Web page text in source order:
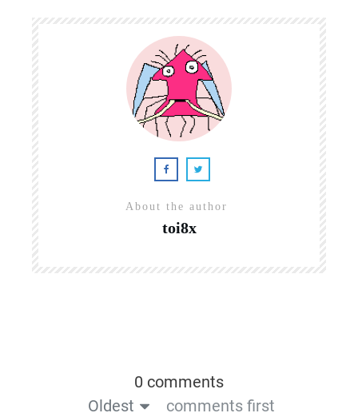
About the author
toi8x
0 comments
Oldest
comments first